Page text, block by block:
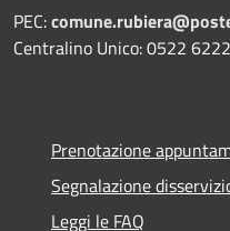
PEC:
Centralino Unico: 0522
Prenotazione
Segnalazione
Leggi le FAQ